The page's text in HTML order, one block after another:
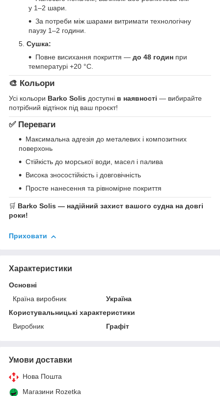
у 1–2 шари.
За потреби між шарами витримати технологічну
паузу 1–2 години.
Сушка:
Повне висихання покриття — до 48 годин при
температурі +20 °C.
🎨 Кольори
Усі кольори Barko Solis доступні в наявності — вибирайте
потрібний відтінок під ваш проєкт!
✅ Переваги
Максимальна адгезія до металевих і композитних
поверхонь
Стійкість до морської води, масел і палива
Висока зносостійкість і довговічність
Просте нанесення та рівномірне покриття
🛒 Barko Solis — надійний захист вашого судна на довгі
роки!
Приховати
Характеристики
Основні
Країна виробник
Україна
Користувальницькі характеристики
Виробник
Графіт
Умови доставки
Нова Пошта
Магазини Rozetka